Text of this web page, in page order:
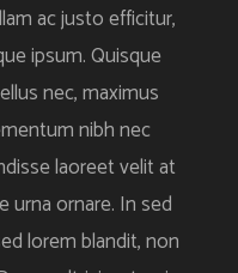
ac justo efficitur,
ipsum. Quisque
nec, maximus
nibh nec
laoreet velit at
urna ornare. In sed
lorem blandit, non